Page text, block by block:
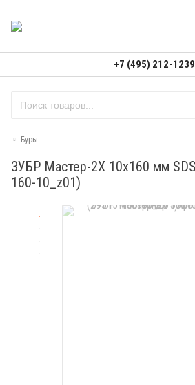
+7 (495) 212-1239
Буры
ЗУБР Мастер-2Х 10x160 мм
160-10_z01)